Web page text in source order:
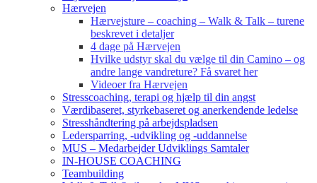
Hærvejen
Hærvejsture – coaching – Walk & Talk – turene
beskrevet i detaljer
4 dage på Hærvejen
Hvilke udstyr skal du vælge til din Camino – og
andre lange vandreture? Få svaret her
Videoer fra Hærvejen
Stresscoaching, terapi og hjælp til din angst
Værdibaseret, styrkebaseret og anerkendende ledelse
Stresshåndtering på arbejdspladsen
Ledersparring, -udvikling og -uddannelse
MUS – Medarbejder Udviklings Samtaler
IN-HOUSE COACHING
Teambuilding